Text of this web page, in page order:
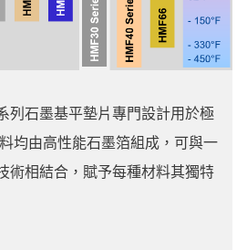
石墨基平墊片專門設計用於極
均由高性能石墨箔組成，可與一
術相結合，賦予每種材料其獨特